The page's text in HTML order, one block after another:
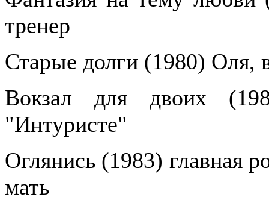
тренер
Старые долги (1980) Оля,
Вокзал для двоих
"Интуристе"
Оглянись (1983) главная
мать